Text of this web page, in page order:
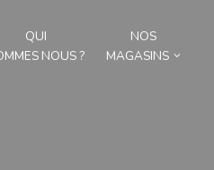
QUI
NOUS ?
NOS
MAGASINS